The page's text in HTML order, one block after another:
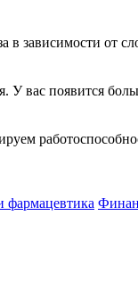
в зависимости от
вас появится